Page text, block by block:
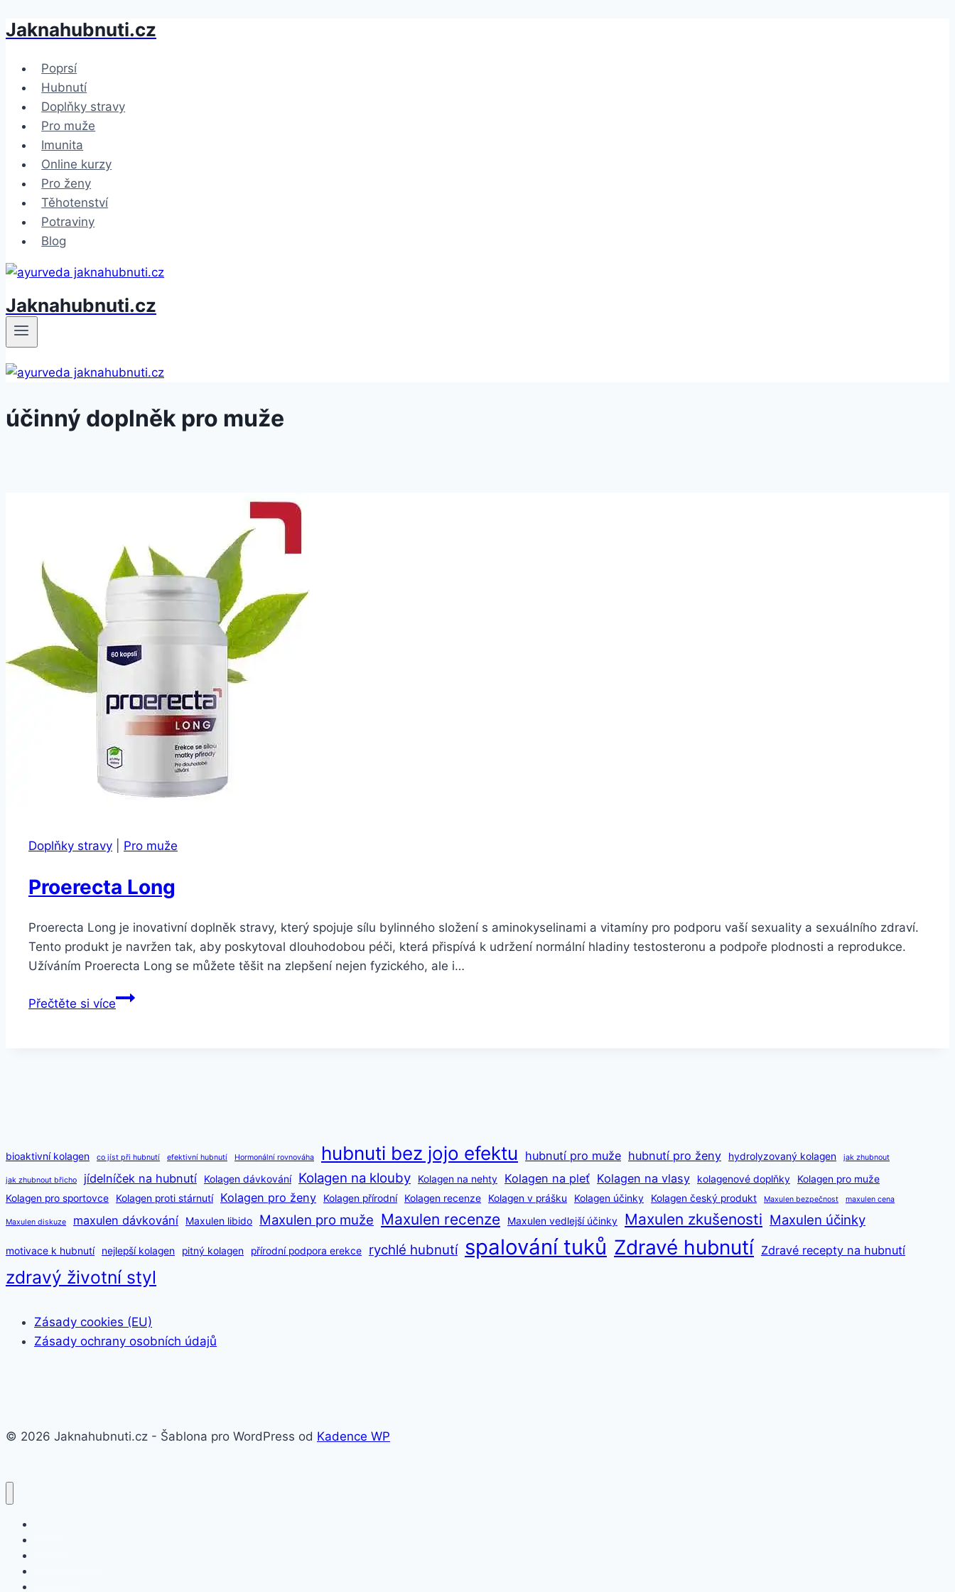
Přeskočit
obsah
Jaknahubnuti.cz
Poprsí
Hubnutí
Doplňky stravy
Pro muže
Imunita
Online kurzy
Pro ženy
Těhotenství
Potraviny
Blog
Jaknahubnuti.cz
účinný doplněk pro muže
Doplňky stravy Pro muže
Proerecta Long
Proerecta Long je inovativní doplněk stravy, který spojuje sílu bylinného složení s aminokyselinami a vitamíny pro podporu vaší sexuality a sexuálního zdraví.
Tento produkt je navržen tak, aby poskytoval dlouhodobou péči, která přispívá k udržení normální hladiny testosteronu a podpoře plodnosti a reprodukce.
Užíváním Proerecta Long se můžete těšit na zlepšení nejen fyzického, ale i…
Přečtěte si víceProerecta
bioaktivní kolagen co jíst při hubnutí efektivní hubnutí Hormonální rovnováha hubnuti bez jojo efektu hubnutí pro muže hubnutí pro ženy hydrolyzovaný kolagen jak zhubnout
jak zhubnout břicho jídelníček na hubnutí Kolagen dávkování Kolagen na klouby Kolagen na nehty Kolagen na pleť Kolagen na vlasy kolagenové doplňky
Kolagen pro muže
Kolagen pro sportovce
Kolagen proti stárnutí Kolagen pro ženy Kolagen přírodní Kolagen recenze Kolagen v prášku Kolagen účinky Kolagen český produkt Maxulen bezpečnost maxulen cena
Maxulen diskuze maxulen dávkování Maxulen libido Maxulen pro muže Maxulen recenze Maxulen vedlejší účinky Maxulen zkušenosti Maxulen účinky
motivace k hubnutí nejlepší kolagen pitný kolagen přírodní podpora erekce rychlé hubnutí spalování tuků Zdravé hubnutí Zdravé recepty na hubnutí
zdravý životní styl
Zásady cookies (EU)
Zásady ochrany osobních údajů
© 2026 Jaknahubnuti.cz - Šablona pro WordPress od Kadence WP